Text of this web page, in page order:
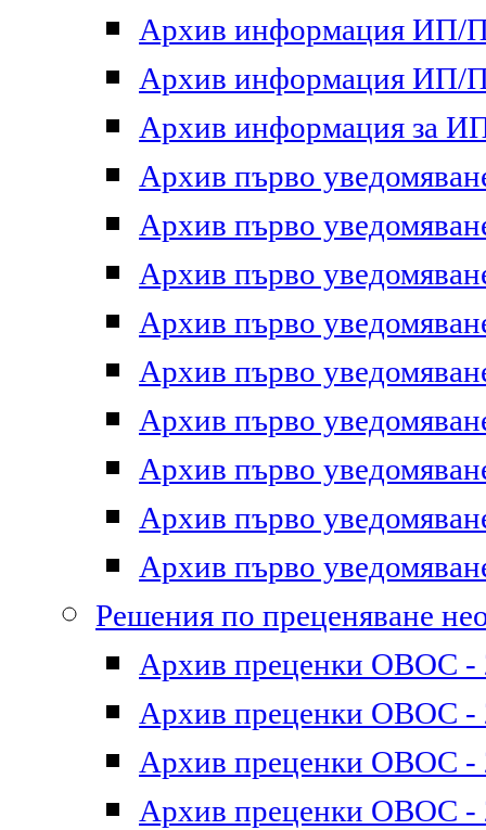
Архив информация ИП/
Архив информация ИП/
Архив информация за
Архив първо
Архив първо
Архив първо
Архив първо
Архив първо
Архив първо
Архив първо
Архив първо
Архив първо
Решения по преценяване
Архив преценки ОВОС -
Архив преценки ОВОС -
Архив преценки ОВОС -
Архив преценки ОВОС -